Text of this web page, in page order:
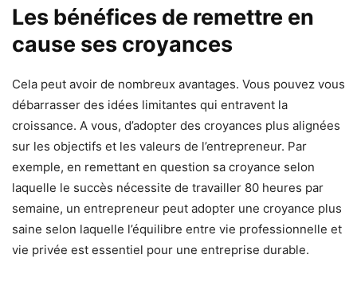
Les bénéfices de remettre en
cause ses croyances
Cela peut avoir de nombreux avantages. Vous pouvez vous
débarrasser des idées limitantes qui entravent la
croissance. A vous, d’adopter des croyances plus alignées
sur les objectifs et les valeurs de l’entrepreneur. Par
exemple, en remettant en question sa croyance selon
laquelle le succès nécessite de travailler 80 heures par
semaine, un entrepreneur peut adopter une croyance plus
saine selon laquelle l’équilibre entre vie professionnelle et
vie privée est essentiel pour une entreprise durable.